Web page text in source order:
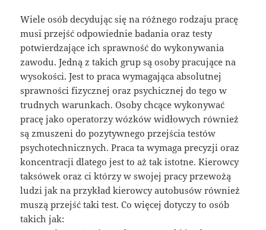
Wiele osób decydując się na różnego rodzaju pracę
musi przejść odpowiednie badania oraz testy
potwierdzające ich sprawność do wykonywania
zawodu. Jedną z takich grup są osoby pracujące na
wysokości. Jest to praca wymagająca absolutnej
sprawności fizycznej oraz psychicznej do tego w
trudnych warunkach. Osoby chcące wykonywać
pracę jako operatorzy wózków widłowych również
są zmuszeni do pozytywnego przejścia testów
psychotechnicznych. Praca ta wymaga precyzji oraz
koncentracji dlatego jest to aż tak istotne. Kierowcy
taksówek oraz ci którzy w swojej pracy przewożą
ludzi jak na przykład kierowcy autobusów również
muszą przejść taki test. Co więcej dotyczy to osób
takich jak: